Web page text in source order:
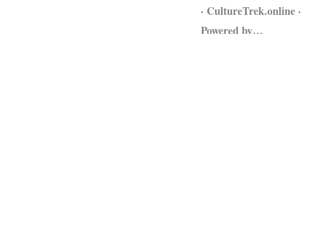
· CultureTrek.online ·
Powered by…